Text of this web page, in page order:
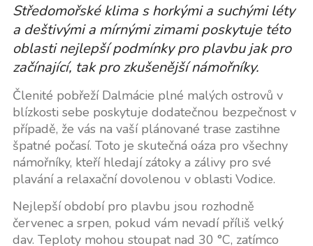
Středomořské klima s horkými a suchými léty
a deštivými a mírnými zimami poskytuje této
oblasti nejlepší podmínky pro plavbu jak pro
začínající, tak pro zkušenější námořníky.
Členité pobřeží Dalmácie plné malých ostrovů v
blízkosti sebe poskytuje dodatečnou bezpečnost v
případě, že vás na vaší plánované trase zastihne
špatné počasí. Toto je skutečná oáza pro všechny
námořníky, kteří hledají zátoky a zálivy pro své
plavání a relaxační dovolenou v oblasti Vodice.
Nejlepší období pro plavbu jsou rozhodně
červenec a srpen, pokud vám nevadí příliš velký
dav. Teploty mohou stoupat nad 30 °C, zatímco